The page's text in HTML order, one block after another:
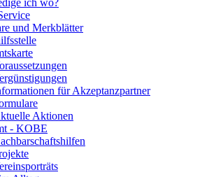
ich wo?
und Merkblätter
für Akzeptanzpartner
Aktionen
- KOBE